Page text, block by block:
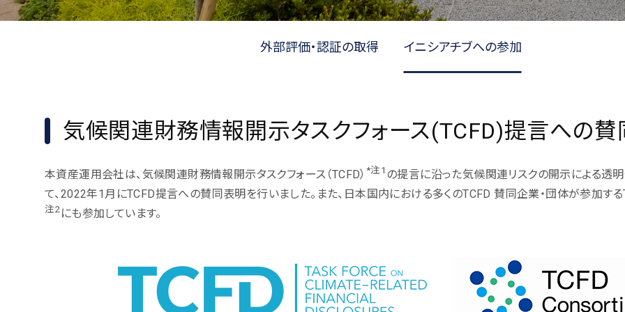
外部評価・認証の取得 イニシアチブへの参加
気候関連財務情報開示タスクフォース(TCFD)提言への
本資産運用会社は、気候関連財務情報開示タスクフォース（TCFD） *注1 の提言に沿った気候関連リスクの開示による透
て、2022年1月にTCFD提言への賛同表明を行いました。また、日本国内における多くのTCFD 賛同企業・団体が参加す
注2 にも参加しています。